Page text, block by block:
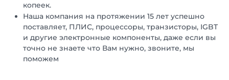
копеек.
Наша компания на протяжении 15 лет успешно
поставляет, ПЛИС, процессоры, транзисторы, IGBT
и другие электронные компоненты, даже если вы
точно не знаете что Вам нужно, звоните, мы
поможем